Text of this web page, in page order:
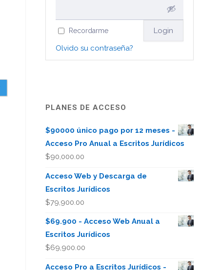
Recordarme
Olvido su contraseña?
PLANES DE ACCESO
$90000 único pago por 12 meses -
Acceso Pro Anual a Escritos Jurídicos
$90,000.00
Acceso Web y Descarga de
Escritos Jurídicos
$79,900.00
$69.900 - Acceso Web Anual a
Escritos Jurídicos
$69,900.00
Acceso Pro a Escritos Jurídicos -